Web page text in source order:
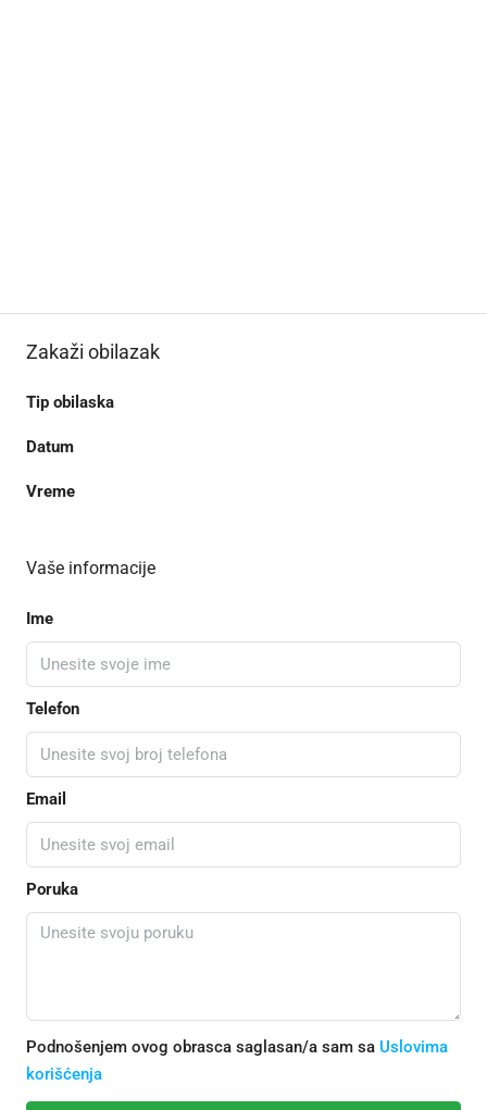
Zakaži obilazak
Tip obilaska
Datum
Vreme
Vaše informacije
Ime
Telefon
Email
Poruka
Podnošenjem ovog obrasca saglasan/a sam sa Uslovima
korišćenja